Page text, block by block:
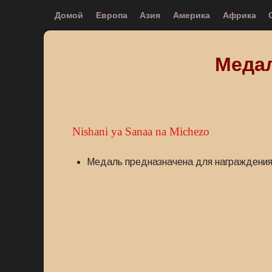
Домой Европа Азия Америка Африка
Nishani ya Sanaa na Michezo
Медаль предназначена для